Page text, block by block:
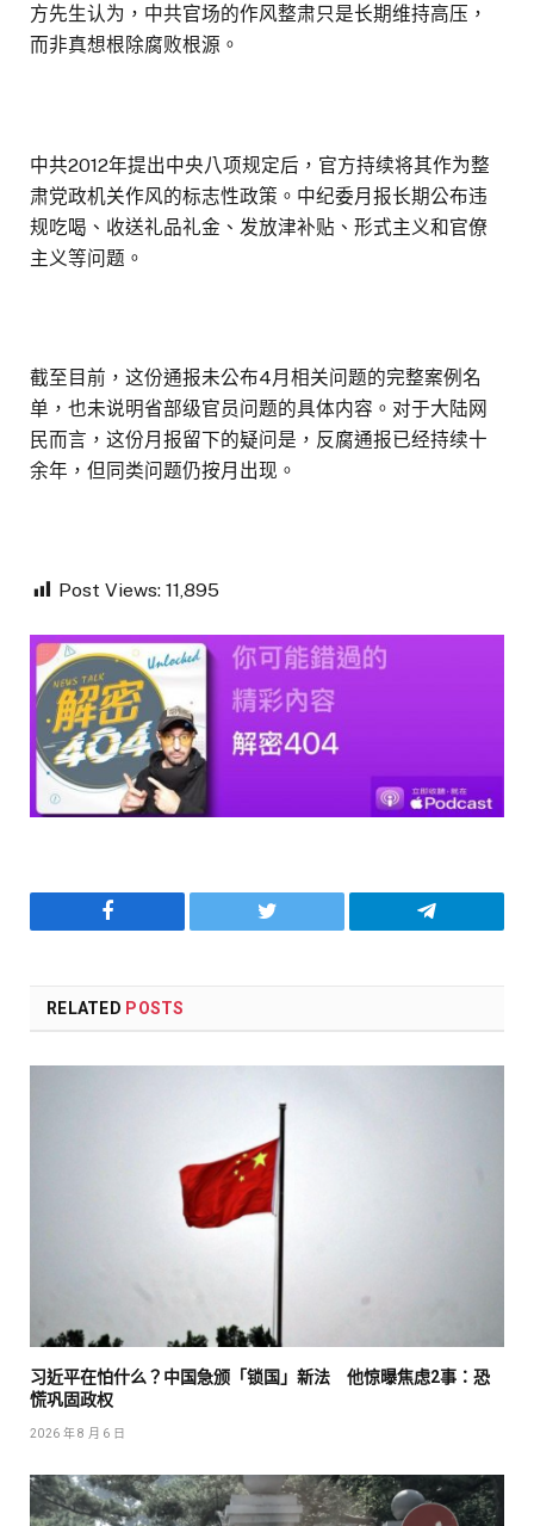
方先生认为，中共官场的作风整肃只是长期维持高压，
而非真想根除腐败根源。
中共2012年提出中央八项规定后，官方持续将其作为整
肃党政机关作风的标志性政策。中纪委月报长期公布违
规吃喝、收送礼品礼金、发放津补贴、形式主义和官僚
主义等问题。
截至目前，这份通报未公布4月相关问题的完整案例名
单，也未说明省部级官员问题的具体内容。对于大陆网
民而言，这份月报留下的疑问是，反腐通报已经持续十
余年，但同类问题仍按月出现。
Post Views: 11,895
Facebook Twitter Telegram
RELATED POSTS
习近平在怕什么？中国急颁「锁国」新法 他惊曝焦虑2事：恐
慌巩固政权
2026 年 8 月 6 日